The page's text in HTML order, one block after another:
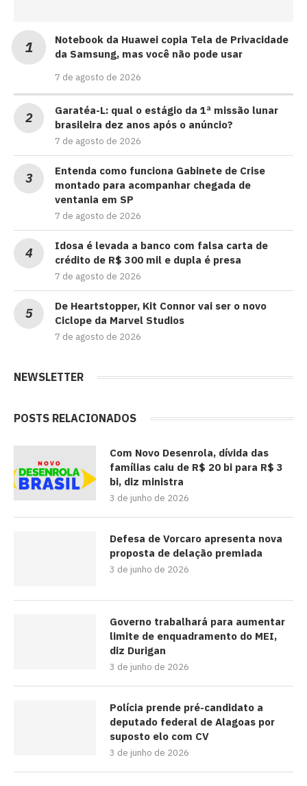
Notebook da Huawei copia Tela de Privacidade
da Samsung, mas você não pode usar
7 de agosto de 2026
Garatéa-L: qual o estágio da 1ª missão lunar
brasileira dez anos após o anúncio?
7 de agosto de 2026
Entenda como funciona Gabinete de Crise
montado para acompanhar chegada de
ventania em SP
7 de agosto de 2026
Idosa é levada a banco com falsa carta de
crédito de R$ 300 mil e dupla é presa
7 de agosto de 2026
De Heartstopper, Kit Connor vai ser o novo
Ciclope da Marvel Studios
7 de agosto de 2026
NEWSLETTER
POSTS RELACIONADOS
Com Novo Desenrola, dívida das
famílias caiu de R$ 20 bi para R$ 3
bi, diz ministra
3 de junho de 2026
Defesa de Vorcaro apresenta nova
proposta de delação premiada
3 de junho de 2026
Governo trabalhará para aumentar
limite de enquadramento do MEI,
diz Durigan
3 de junho de 2026
Polícia prende pré-candidato a
deputado federal de Alagoas por
suposto elo com CV
3 de junho de 2026